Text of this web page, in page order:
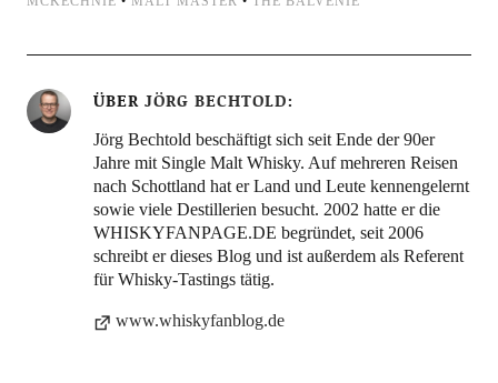
ÜBER JÖRG BECHTOLD
Jörg Bechtold beschäftigt sich seit Ende der 90er
Jahre mit Single Malt Whisky. Auf mehreren Reisen
nach Schottland hat er Land und Leute kennengelernt
sowie viele Destillerien besucht. 2002 hatte er die
WHISKYFANPAGE.DE begründet, seit 2006
schreibt er dieses Blog und ist außerdem als Referent
für Whisky-Tastings tätig.
www.whiskyfanblog.de